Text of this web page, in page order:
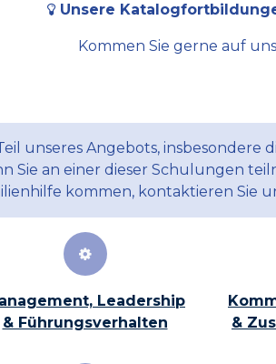
Unsere
Kommen Sie gerne auf
unseres Angebots,
Sie an einer dieser Schulungen
kommen, kontaktieren Sie
Leadership
& Führungsverhalten
&